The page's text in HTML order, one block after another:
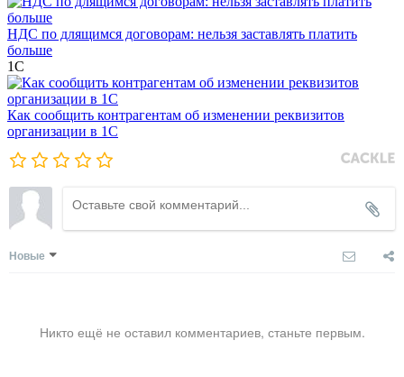
НДС по длящимся договорам: нельзя заставлять платить
больше
1С
Как сообщить контрагентам об изменении реквизитов
организации в 1C
Новые
Никто ещё не оставил комментариев, станьте первым.